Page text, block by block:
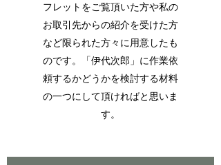
フレットをご覧頂いた方や私の
お取引先からの紹介を受けた方
など限られた方々に用意したも
のです。「伊代次郎」に作業依
頼するかどうかを検討する材料
の一つにして頂ければと思いま
す。